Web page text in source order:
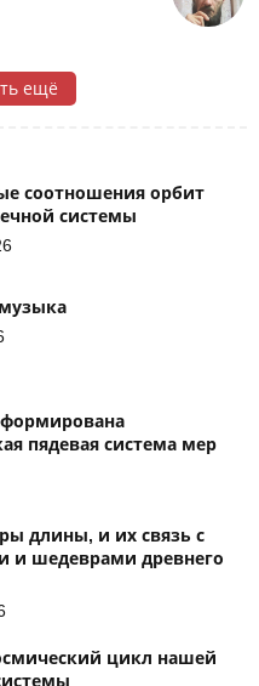
ещё
соотношения орбит
системы
пядевая система мер
длины, и их связь с
и шедеврами древнего
цикл нашей